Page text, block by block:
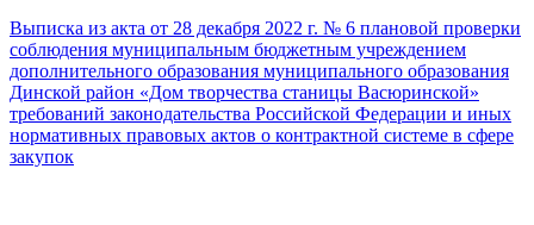
Выписка из акта от 28 декабря 2022 г. № 6 плановой проверки
соблюдения муниципальным бюджетным учреждением
дополнительного образования муниципального образования
Динской район «Дом творчества станицы Васюринской»
требований законодательства Российской Федерации и иных
нормативных правовых актов о контрактной системе в сфере
закупок